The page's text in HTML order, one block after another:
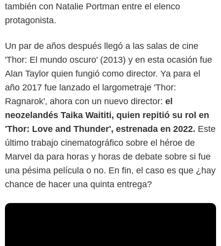
también con Natalie Portman entre el elenco
protagonista.
Un par de años después llegó a las salas de cine
'Thor: El mundo oscuro' (2013) y en esta ocasión fue
Alan Taylor quien fungió como director. Ya para el
año 2017 fue lanzado el largometraje 'Thor:
Ragnarok', ahora con un nuevo director: el
neozelandés Taika Waititi, quien repitió su rol en
'Thor: Love and Thunder', estrenada en 2022. Este
último trabajo cinematográfico sobre el héroe de
Marvel da para horas y horas de debate sobre si fue
una pésima película o no. En fin, el caso es que ¿hay
chance de hacer una quinta entrega?